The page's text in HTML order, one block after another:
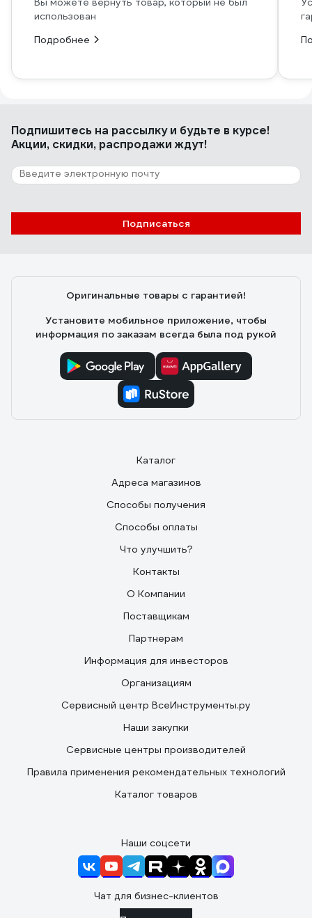
использован
Подробнее
Подпишитесь на рассылкуи будьте в курсе!
Акции, скидки, распродажи ждут!
Подписаться
Оригинальные товары с гарантией!
Установите мобильное приложение, чтобы
информация по заказам всегда была под рукой
Каталог
Адреса магазинов
Способы получения
Способы оплаты
Что улучшить?
Контакты
О Компании
Поставщикам
Партнерам
Информация для инвесторов
Организациям
Сервисный центр ВсеИнструменты.ру
Наши закупки
Сервисные центры производителей
Правила применения рекомендательных технологий
Каталог товаров
Наши соцсети
Чат для бизнес-клиентов